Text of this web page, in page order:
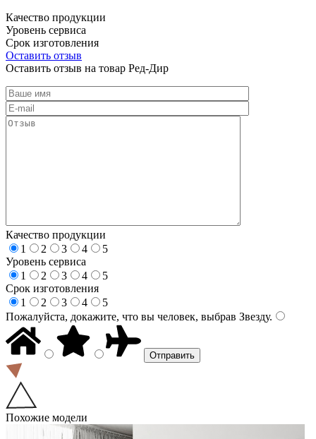
Качество продукции
Уровень сервиса
Срок изготовления
Оставить отзыв
Оставить отзыв на товар Ред-Дир
Качество продукции
1
2 3 4
5
Уровень сервиса
1
2 3 4
5
Срок изготовления
1
2 3 4
5
Пожалуйста, докажите, что вы человек, выбрав Звезду.
Похожие модели